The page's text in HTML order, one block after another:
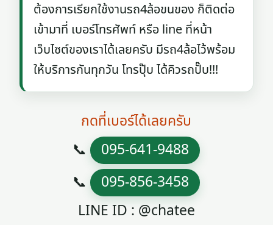
ต้องการเรียกใช้งานรถ4ล้อขนของ ก็ติดต่อ
เข้ามาที่ เบอร์โทรศัพท์ หรือ line ที่หน้า
เว็บไซต์ของเราได้เลยครับ มีรถ4ล้อไว้พร้อม
ให้บริการกันทุกวัน โทรปุ๊บ ได้คิวรถปั๊บ!!!
กดที่เบอร์ได้เลยครับ
📞 095-641-9488
📞 095-856-3458
LINE ID : @chatee